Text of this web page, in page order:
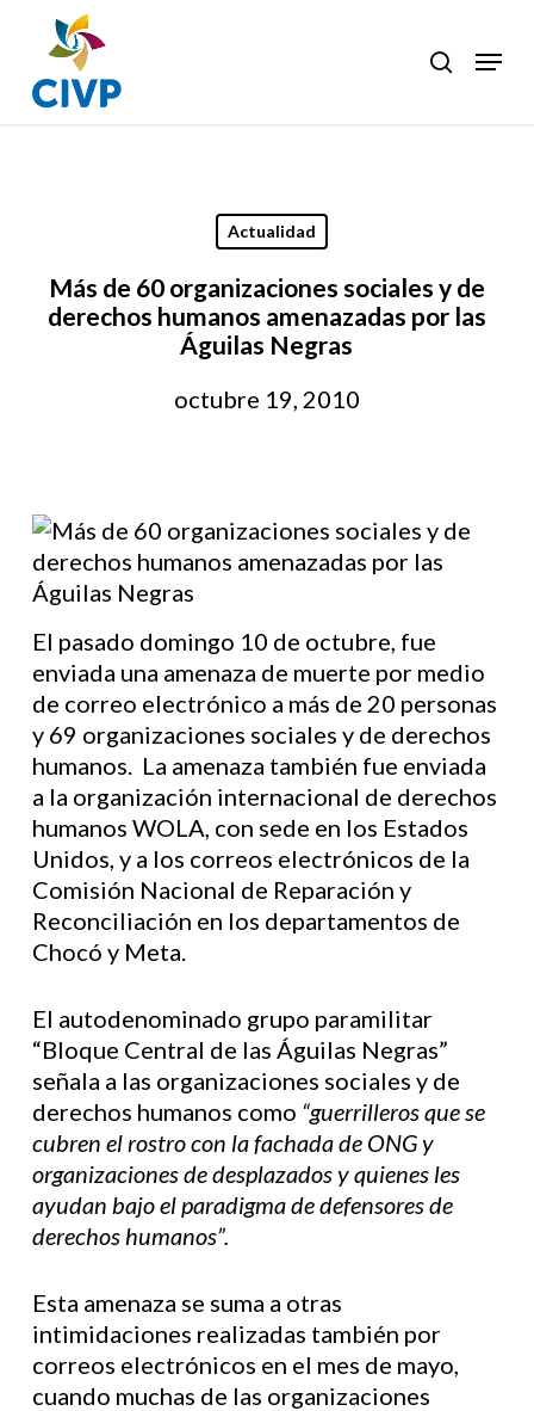
main
content
search
Menu
Actualidad
Más de 60 organizaciones sociales y de
derechos humanos amenazadas por las
Águilas Negras
octubre 19, 2010
El pasado domingo 10 de octubre, fue
enviada una amenaza de muerte por medio
de correo electrónico a más de 20 personas
y 69 organizaciones sociales y de derechos
humanos. La amenaza también fue enviada
a la organización internacional de derechos
humanos WOLA, con sede en los Estados
Unidos, y a los correos electrónicos de la
Comisión Nacional de Reparación y
Reconciliación en los departamentos de
Chocó y Meta.
El autodenominado grupo paramilitar
“Bloque Central de las Águilas Negras”
señala a las organizaciones sociales y de
derechos humanos como “guerrilleros que se
cubren el rostro con la fachada de ONG y
organizaciones de desplazados y quienes les
ayudan bajo el paradigma de defensores de
derechos humanos”.
Esta amenaza se suma a otras
intimidaciones realizadas también por
correos electrónicos en el mes de mayo,
cuando muchas de las organizaciones
Close